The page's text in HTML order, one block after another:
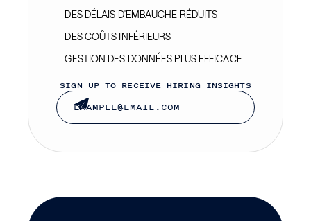
DES DÉLAIS D'EMBAUCHE RÉDUITS
DES COÛTS INFÉRIEURS
GESTION DES DONNÉES PLUS EFFICACE
SIGN UP TO RECEIVE HIRING INSIGHTS